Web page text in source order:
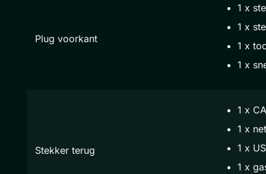
Plug voorkant
1 x
1 x
1 x
1 x
Stekker terug
1 x
1 x
1 x
1 x